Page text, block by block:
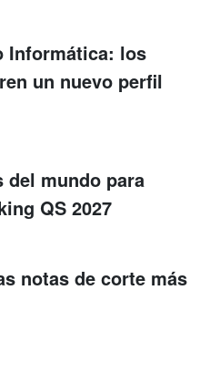
Informática: los
un nuevo perfil
del mundo para
QS 2027
notas de corte más